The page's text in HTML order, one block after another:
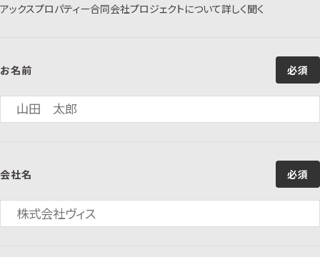
アックスプロパティー合同会社プロジェクトについて詳しく聞く
お名前 必須
会社名 必須